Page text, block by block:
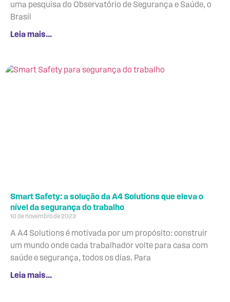
uma pesquisa do Observatório de Segurança e Saúde, o
Brasil
Leia mais...
Smart Safety: a solução da A4 Solutions que eleva o
nível da segurança do trabalho
10 de novembro de 2023
A A4 Solutions é motivada por um propósito: construir
um mundo onde cada trabalhador volte para casa com
saúde e segurança, todos os dias. Para
Leia mais...